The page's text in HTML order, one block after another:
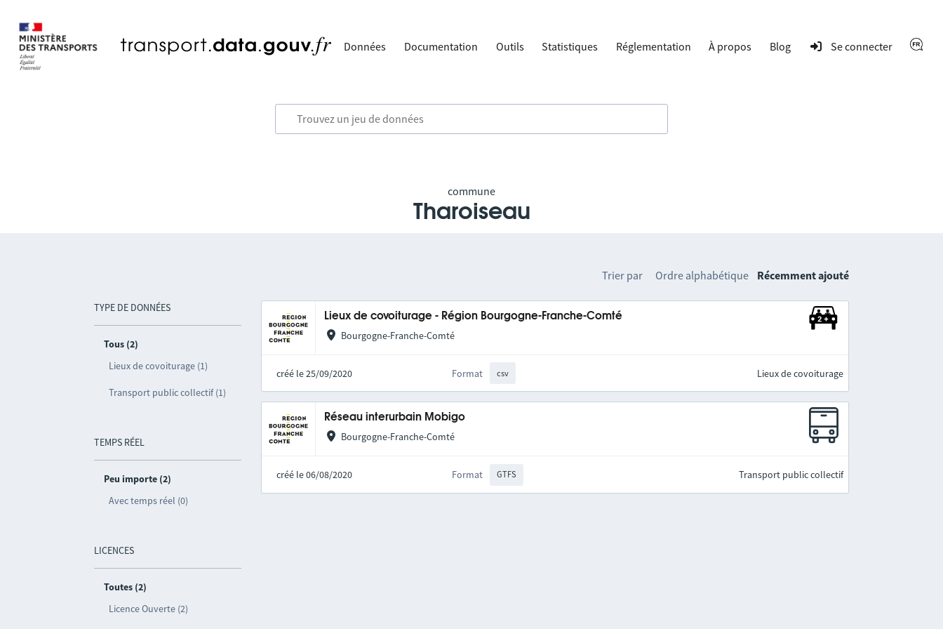
Données Documentation Outils Statistiques Réglementation À propos Blog Se connecter
commune
Tharoiseau
TYPE DE DONNÉES
Tous (2)
Lieux de covoiturage (1)
Transport public collectif (1)
TEMPS RÉEL
Peu importe (2)
Avec temps réel (0)
LICENCES
Toutes (2)
Licence Ouverte (2)
Trier par Ordre alphabétique Récemment ajouté
Lieux de covoiturage - Région Bourgogne-Franche-Comté
Bourgogne-Franche-Comté
créé le 25/09/2020 Format csv Lieux de covoiturage
Réseau interurbain Mobigo
Bourgogne-Franche-Comté
créé le 06/08/2020 Format GTFS Transport public collectif